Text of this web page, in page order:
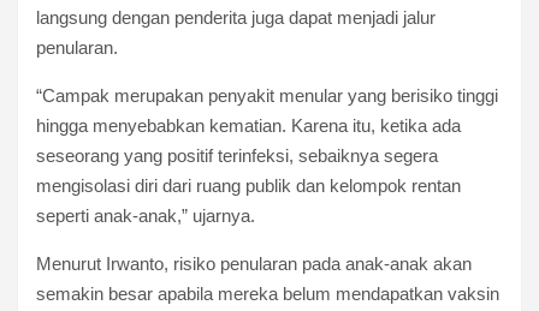
langsung dengan penderita juga dapat menjadi jalur
penularan.
“Campak merupakan penyakit menular yang berisiko tinggi
hingga menyebabkan kematian. Karena itu, ketika ada
seseorang yang positif terinfeksi, sebaiknya segera
mengisolasi diri dari ruang publik dan kelompok rentan
seperti anak-anak,” ujarnya.
Menurut Irwanto, risiko penularan pada anak-anak akan
semakin besar apabila mereka belum mendapatkan vaksin